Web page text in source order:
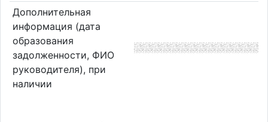
Дополнительная
информация (дата
образования
задолженности, ФИО
руководителя), при
наличии